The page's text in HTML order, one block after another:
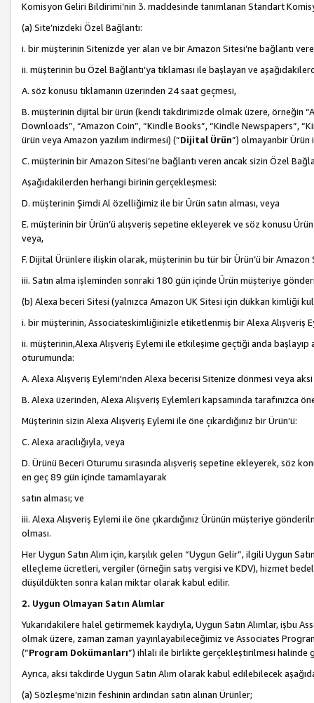
Komisyon Geliri Bildirimi’nin 3. maddesinde tanımlanan Standart
(a) Site’nizdeki Özel Bağlantı:
i. bir müşterinin Sitenizde yer alan ve bir Amazon Sitesi’ne bağlantı
ii. müşterinin bu Özel Bağlantı’ya tıklaması ile başlayan ve
A. söz konusu tıklamanın üzerinden 24 saat geçmesi,
B. müşterinin dijital bir ürün (kendi takdirimizde olmak üzere, örneğin
Downloads”, “Amazon Coin”, “Kindle Books”, “Kindle Newspapers”,
ürün veya Amazon yazılım indirmesi) (“Dijital Ürün”) olmayanbir Ürün
C. müşterinin bir Amazon Sitesi’ne bağlantı veren ancak sizin Özel
Aşağıdakilerden herhangi birinin gerçekleşmesi:
D. müşterinin Şimdi Al özelliğimiz ile bir Ürün satın alması, veya
E. müşterinin bir Ürün’ü alışveriş sepetine ekleyerek ve söz konusu
veya,
F. Dijital Ürünlere ilişkin olarak, müşterinin bu tür bir Ürün’ü bir Amazon
iii. Satın alma işleminden sonraki 180 gün içinde Ürün müşteriye
(b) Alexa beceri Sitesi (yalnızca Amazon UK Sitesi için dükkan kimliği
i. bir müşterinin, Associateskimliğinizle etiketlenmiş bir Alexa Alışveriş
ii. müşterinin,Alexa Alışveriş Eylemi ile etkileşime geçtiği anda
oturumunda:
A. Alexa Alışveriş Eylemi'nden Alexa becerisi Sitenize dönmesi veya
B. Alexa üzerinden, Alexa Alışveriş Eylemleri kapsamında tarafınızca
Müşterinin sizin Alexa Alışveriş Eylemi ile öne çıkardığınız bir Ürün’ü:
C. Alexa aracılığıyla, veya
D. Ürünü Beceri Oturumu sırasında alışveriş sepetine ekleyerek, söz
en geç 89 gün içinde tamamlayarak
satın alması; ve
iii. Alexa Alışveriş Eylemi ile öne çıkardığınız Ürünün müşteriye
olması.
Her Uygun Satın Alım için, karşılık gelen “Uygun Gelir”, ilgili Uygun
elleçleme ücretleri, vergiler (örneğin satış vergisi ve KDV), hizmet
düşüldükten sonra kalan miktar olarak kabul edilir.
2. Uygun Olmayan Satın Alımlar
Yukarıdakilere halel getirmemek kaydıyla, Uygun Satın Alımlar, işbu
olmak üzere, zaman zaman yayınlayabileceğimiz ve Associates
(“Program Dokümanları”) ihlali ile birlikte gerçekleştirilmesi halinde
Ayrıca, aksi takdirde Uygun Satın Alım olarak kabul edilebilecek
(a) Sözleşme’nizin feshinin ardından satın alınan Ürünler;